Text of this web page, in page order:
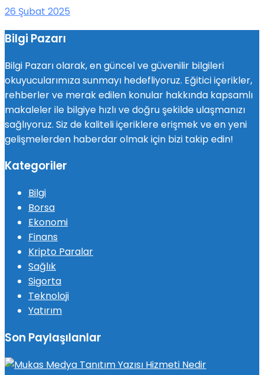
26 Şubat 2025
Bilgi Pazarı
Bilgi Pazarı olarak, en güncel ve güvenilir bilgileri
okuyucularımıza sunmayı hedefliyoruz. Eğitici içerikler,
rehberler ve merak edilen konular hakkında kapsamlı
makaleler ile bilgiye hızlı ve doğru şekilde ulaşmanızı
sağlıyoruz. Siz de kaliteli içeriklere erişmek ve en yeni
gelişmelerden haberdar olmak için bizi takip edin!
Kategoriler
Bilgi
Borsa
Ekonomi
Finans
Kripto Paralar
Sağlık
Sigorta
Teknoloji
Yatırım
Son Paylaşılanlar